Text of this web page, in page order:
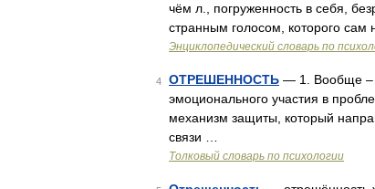
чём л., погруженность в себя,
странным голосом, которого
Энциклопедический словарь по
4 ОТРЕШЕННОСТЬ — 1. Вообще –
эмоционального участия в
механизм защиты, который
связи …
Толковый словарь по психологии